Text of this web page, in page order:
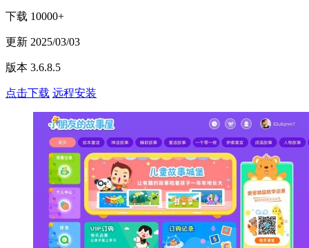
下载 10000+
更新 2025/03/03
版本 3.6.8.5
点击下载 远程安装